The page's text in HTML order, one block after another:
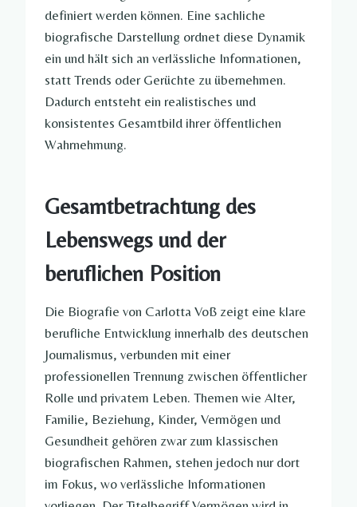
definiert werden können. Eine sachliche
biografische Darstellung ordnet diese Dynamik
ein und hält sich an verlässliche Informationen,
statt Trends oder Gerüchte zu übernehmen.
Dadurch entsteht ein realistisches und
konsistentes Gesamtbild ihrer öffentlichen
Wahrnehmung.
Gesamtbetrachtung des
Lebenswegs und der
beruflichen Position
Die Biografie von Carlotta Voß zeigt eine klare
berufliche Entwicklung innerhalb des deutschen
Journalismus, verbunden mit einer
professionellen Trennung zwischen öffentlicher
Rolle und privatem Leben. Themen wie Alter,
Familie, Beziehung, Kinder, Vermögen und
Gesundheit gehören zwar zum klassischen
biografischen Rahmen, stehen jedoch nur dort
im Fokus, wo verlässliche Informationen